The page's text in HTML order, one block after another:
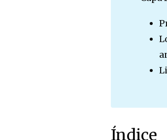
Índice